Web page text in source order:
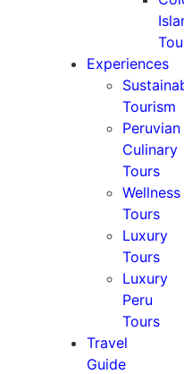
Experiences
Tourism
Peruvian
Culinary
Tours
Wellness
Tours
Luxury
Tours
Luxury
Peru
Tours
Travel
Guide